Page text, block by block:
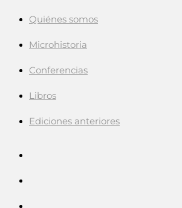
Quiénes somos
Microhistoria
Conferencias
Libros
Ediciones anteriores